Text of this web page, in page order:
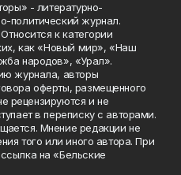
- литературно-
политический журнал.
к категории
как «Новый мир», «Наш
народов», «Урал».
журнала, авторы
оферты, размещенного
рецензируются и не
в переписку с авторами.
Мнение редакции не
того или иного автора. При
на «Бельские